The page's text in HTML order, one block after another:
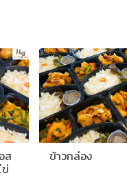
ส ข้าวกล่อง